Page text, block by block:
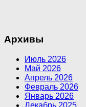
Архивы
Июль 2026
Май 2026
Апрель 2026
Февраль 2026
Январь 2026
Декабрь 2025